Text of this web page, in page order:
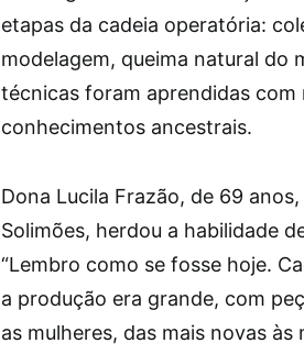
etapas da cadeia operatória:
modelagem, queima natural do
técnicas foram aprendidas com
conhecimentos ancestrais.
Dona Lucila Frazão, de 69
Solimões, herdou a habilidade
“Lembro como se fosse hoje.
a produção era grande, com
as mulheres, das mais novas